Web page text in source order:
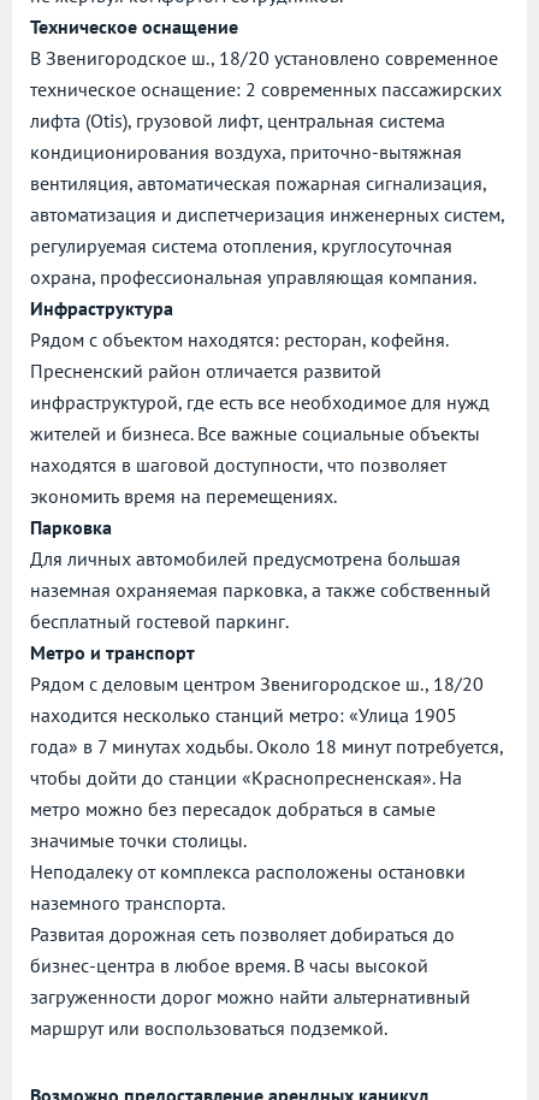
Техническое оснащение
В Звенигородское ш., 18/20 установлено современное
техническое оснащение: 2 современных пассажирских
лифта (Otis), грузовой лифт, центральная система
кондиционирования воздуха, приточно-вытяжная
вентиляция, автоматическая пожарная сигнализация,
автоматизация и диспетчеризация инженерных систем,
регулируемая система отопления, круглосуточная
охрана, профессиональная управляющая компания.
Инфраструктура
Рядом с объектом находятся: ресторан, кофейня.
Пресненский район отличается развитой
инфраструктурой, где есть все необходимое для нужд
жителей и бизнеса. Все важные социальные объекты
находятся в шаговой доступности, что позволяет
экономить время на перемещениях.
Парковка
Для личных автомобилей предусмотрена большая
наземная охраняемая парковка, а также собственный
бесплатный гостевой паркинг.
Метро и транспорт
Рядом с деловым центром Звенигородское ш., 18/20
находится несколько станций метро: «Улица 1905
года» в 7 минутах ходьбы. Около 18 минут потребуется,
чтобы дойти до станции «Краснопресненская». На
метро можно без пересадок добраться в самые
значимые точки столицы.
Неподалеку от комплекса расположены остановки
наземного транспорта.
Развитая дорожная сеть позволяет добираться до
бизнес-центра в любое время. В часы высокой
загруженности дорог можно найти альтернативный
маршрут или воспользоваться подземкой.
Возможно предоставление арендных каникул